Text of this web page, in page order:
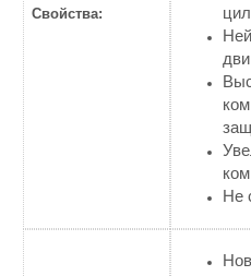
Свойства:
Не